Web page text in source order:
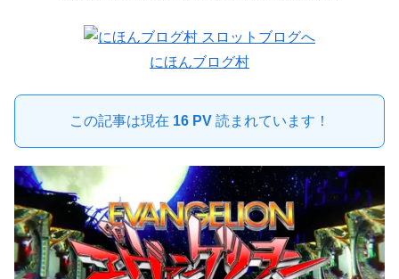
にほんブログ村
この記事は現在 16 PV 読まれています！